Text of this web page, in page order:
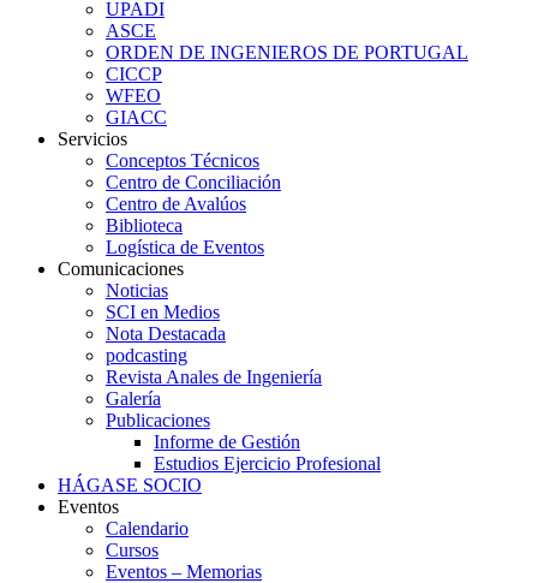
UPADI
ASCE
ORDEN DE INGENIEROS DE PORTUGAL
CICCP
WFEO
GIACC
Servicios
Conceptos Técnicos
Centro de Conciliación
Centro de Avalúos
Biblioteca
Logística de Eventos
Comunicaciones
Noticias
SCI en Medios
Nota Destacada
podcasting
Revista Anales de Ingeniería
Galería
Publicaciones
Informe de Gestión
Estudios Ejercicio Profesional
HÁGASE SOCIO
Eventos
Calendario
Cursos
Eventos – Memorias